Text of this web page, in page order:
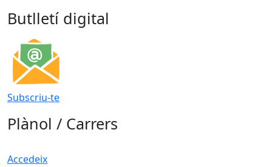
Butlletí digital
Subscriu-te
Plànol / Carrers
Accedeix